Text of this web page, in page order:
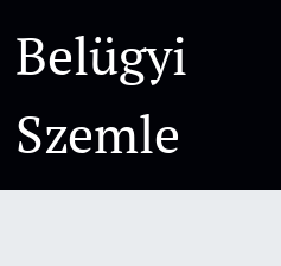
Belügyi
Szemle